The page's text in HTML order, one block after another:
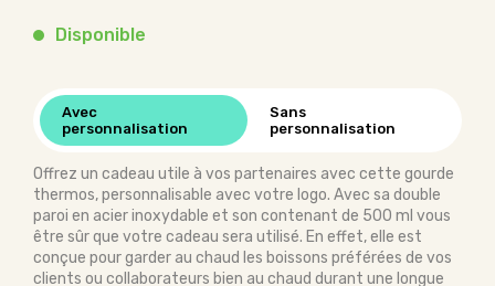
Disponible
Avec
personnalisation
Sans
personnalisation
Offrez un cadeau utile à vos partenaires avec cette gourde
thermos, personnalisable avec votre logo. Avec sa double
paroi en acier inoxydable et son contenant de 500 ml vous
être sûr que votre cadeau sera utilisé. En effet, elle est
conçue pour garder au chaud les boissons préférées de vos
clients ou collaborateurs bien au chaud durant une longue